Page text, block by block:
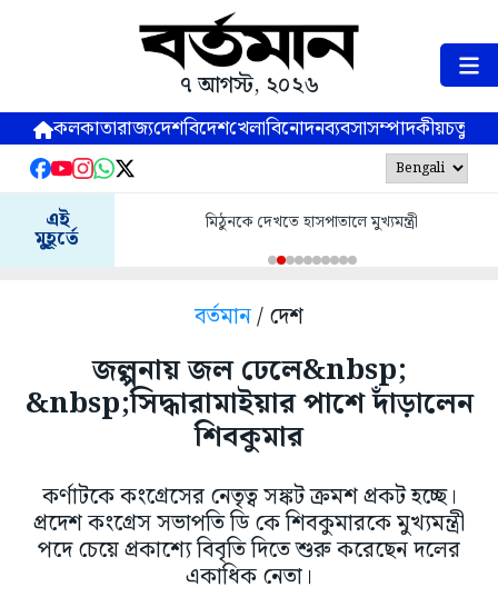
৭ আগস্ট, ২০২৬
কলকাতারাজ্যদেশবিদেশখেলাবিনোদনব্যবসাসম্পাদকীয়
এই
মুহূর্তে
মিঠুনকে দেখতে হাসপাতালে মুখ্যমন্ত্রী
বর্তমান/ দেশ
জল্পনায় জল ঢেলে&nbsp;
&nbsp;সিদ্ধারামাইয়ার পাশে দাঁড়ালেন
শিবকুমার
কর্ণাটকে কংগ্রেসের নেতৃত্ব সঙ্কট ক্রমশ প্রকট হচ্ছে।
প্রদেশ কংগ্রেস সভাপতি ডি কে শিবকুমারকে মুখ্যমন্ত্রী
পদে চেয়ে প্রকাশ্যে বিবৃতি দিতে শুরু করেছেন দলের
একাধিক নেতা।